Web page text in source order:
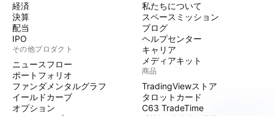
経済
決算
配当
IPO
その他プロダクト
ニュースフロー
ポートフォリオ
ファンダメンタルグラフ
イールドカーブ
オプション
私たちについて
スペースミッション
ブログ
ヘルプセンター
キャリア
メディアキット
商品
TradingViewストア
タロットカード
C63 TradeTime